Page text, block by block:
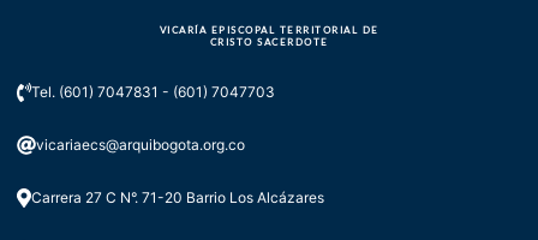
VICARÍA EPISCOPAL TERRITORIAL DE
CRISTO SACERDOTE
Tel. (601) 7047831 - (601) 7047703
vicariaecs@arquibogota.org.co
Carrera 27 C N°. 71-20 Barrio Los Alcázares